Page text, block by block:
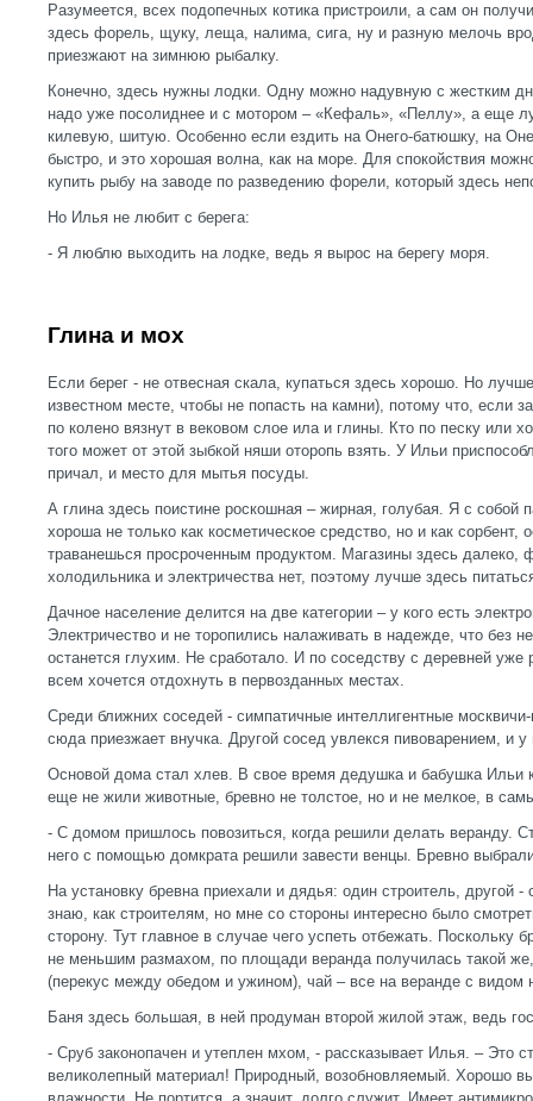
Разумеется, всех подопечных котика пристроили, а сам он
здесь форель, щуку, леща, налима, сига, ну и разную мелочь
приезжают на зимнюю рыбалку.
Конечно, здесь нужны лодки. Одну можно надувную с жестким
надо уже посолиднее и с мотором – «Кефаль», «Пеллу», а еще
килевую, шитую. Особенно если ездить на Онего-батюшку, на
быстро, и это хорошая волна, как на море. Для спокойствия
купить рыбу на заводе по разведению форели, который здесь
Но Илья не любит с берега:
- Я люблю выходить на лодке, ведь я вырос на берегу моря.
Глина и мох
Если берег - не отвесная скала, купаться здесь хорошо. Но
известном месте, чтобы не попасть на камни), потому что, если
по колено вязнут в вековом слое ила и глины. Кто по песку или
того может от этой зыбкой няши оторопь взять. У Ильи
причал, и место для мытья посуды.
А глина здесь поистине роскошная – жирная, голубая. Я с собой
хороша не только как косметическое средство, но и как сорбент,
траванешься просроченным продуктом. Магазины здесь
холодильника и электричества нет, поэтому лучше здесь
Дачное население делится на две категории – у кого есть
Электричество и не торопились налаживать в надежде, что без
останется глухим. Не сработало. И по соседству с деревней уже
всем хочется отдохнуть в первозданных местах.
Среди ближних соседей - симпатичные интеллигентные
сюда приезжает внучка. Другой сосед увлекся пивоварением, и у
Основой дома стал хлев. В свое время дедушка и бабушка Ильи
еще не жили животные, бревно не толстое, но и не мелкое, в
- С домом пришлось повозиться, когда решили делать веранду.
него с помощью домкрата решили завести венцы. Бревно
На установку бревна приехали и дядья: один строитель, другой
знаю, как строителям, но мне со стороны интересно было
сторону. Тут главное в случае чего успеть отбежать.
не меньшим размахом, по площади веранда получилась такой
(перекус между обедом и ужином), чай – все на веранде с видом
Баня здесь большая, в ней продуман второй жилой этаж, ведь
- Сруб законопачен и утеплен мхом, - рассказывает Илья. – Это
великолепный материал! Природный, возобновляемый. Хорошо